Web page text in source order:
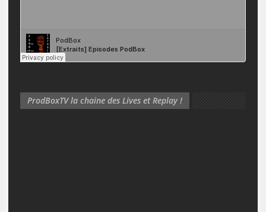
ProdBoxTV la chaine des Lives et Replay !